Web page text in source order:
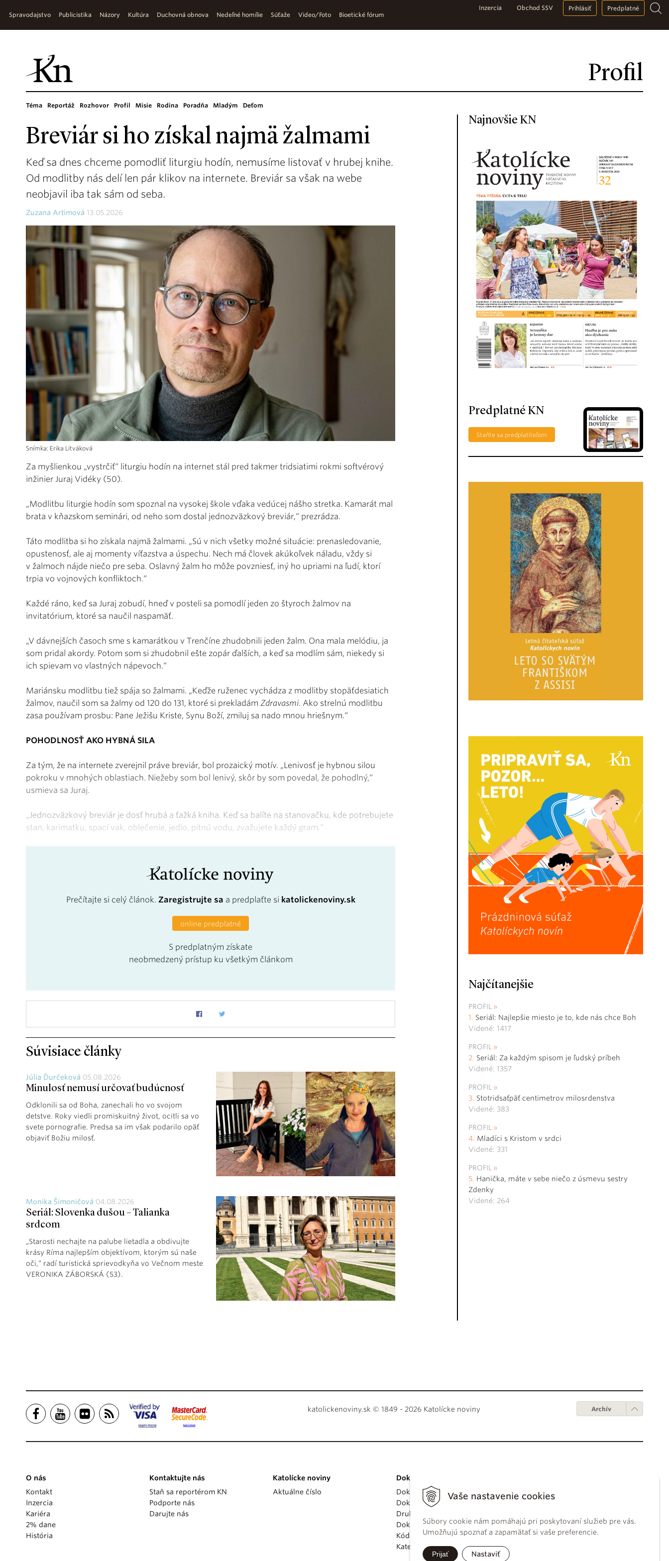
Vaše nastavenie cookies
Súbory cookie nám pomáhajú pri poskytovaní služieb pre vás.
Umožňujú spoznať a zapamätať si vaše preferencie.
Prijať Nastaviť
Profil
Spravodajstvo Publicistika Názory Kultúra Duchovná obnova Nedeľné homílie Súťaže Video/Foto Bioetické fórum
Inzercia Obchod SSV Prihlásiť Predplatné
Téma Reportáž Rozhovor Profil Misie Rodina Poradňa Mladým Deťom
Breviár si ho získal najmä žalmami
Keď sa dnes chceme pomodliť liturgiu hodín, nemusíme listovať v hrubej knihe.
Od modlitby nás delí len pár klikov na internete. Breviár sa však na webe
neobjavil iba tak sám od seba.
Zuzana Artimová 13.05.2026
Snímka: Erika Litváková
Za myšlienkou „vystrčiť“ liturgiu hodín na internet stál pred takmer tridsiatimi rokmi softvérový
inžinier Juraj Vidéky (50).
„Modlitbu liturgie hodín som spoznal na vysokej škole vďaka vedúcej nášho stretka. Kamarát mal
brata v kňazskom seminári, od neho som dostal jednozväzkový breviár,“ prezrádza.
Táto modlitba si ho získala najmä žalmami. „Sú v nich všetky možné situácie: prenasledovanie,
opustenosť, ale aj momenty víťazstva a úspechu. Nech má človek akúkoľvek náladu, vždy si
v žalmoch nájde niečo pre seba. Oslavný žalm ho môže povzniesť, iný ho upriami na ľudí, ktorí
trpia vo vojnových konfliktoch.“
Každé ráno, keď sa Juraj zobudí, hneď v posteli sa pomodlí jeden zo štyroch žalmov na
invitatórium, ktoré sa naučil naspamäť.
„V dávnejších časoch sme s kamarátkou v Trenčíne zhudobnili jeden žalm. Ona mala melódiu, ja
som pridal akordy. Potom som si zhudobnil ešte zopár ďalších, a keď sa modlím sám, niekedy si
ich spievam vo vlastných nápevoch.“
Mariánsku modlitbu tiež spája so žalmami. „Keďže ruženec vychádza z modlitby stopäťdesiatich
žalmov, naučil som sa žalmy od 120 do 131, ktoré si prekladám Zdravasmi. Ako strelnú modlitbu
zasa používam prosbu: Pane Ježišu Kriste, Synu Boží, zmiluj sa nado mnou hriešnym.“
POHODLNOSŤ AKO HYBNÁ SILA
Za tým, že na internete zverejnil práve breviár, bol prozaický motív. „Lenivosť je hybnou silou
pokroku v mnohých oblastiach. Niežeby som bol lenivý, skôr by som povedal, že pohodlný,“
usmieva sa Juraj.
„Jednozväzkový breviár je dosť hrubá a ťažká kniha. Keď sa balíte na stanovačku, kde potrebujete
stan, karimatku, spací vak, oblečenie, jedlo, pitnú vodu, zvažujete každý gram.“
Prečítajte si celý článok. Zaregistrujte sa a predplaťte si katolickenoviny.sk
online predplatné
S predplatným získate
neobmedzený prístup ku všetkým článkom
Súvisiace články
Júlia Ďurčeková 05.08.2026
Minulosť nemusí určovať budúcnosť
Odklonili sa od Boha, zanechali ho vo svojom
detstve. Roky viedli promiskuitný život, ocitli sa vo
svete pornografie. Predsa sa im však podarilo opäť
objaviť Božiu milosť.
Monika Šimoničová 04.08.2026
Seriál: Slovenka dušou – Talianka
srdcom
„Starosti nechajte na palube lietadla a obdivujte
krásy Ríma najlepším objektívom, ktorým sú naše
oči,“ radí turistická sprievodkyňa vo Večnom meste
VERONIKA ZÁBORSKÁ (53).
Najnovšie KN
Predplatné KN
Staňte sa predplatiteľom
Najčítanejšie
PROFIL
Seriál: Najlepšie miesto je to, kde nás chce Boh
Videné: 1417
PROFIL
Seriál: Za každým spisom je ľudský príbeh
Videné: 1357
PROFIL
Stotridsaťpäť centimetrov milosrdenstva
Videné: 383
PROFIL
Mladíci s Kristom v srdci
Videné: 331
PROFIL
Hanička, máte v sebe niečo z úsmevu sestry
Zdenky
Videné: 264
katolickenoviny.sk © 1849 - 2026 Katolícke noviny Archív
O nás
Kontakt
Inzercia
Kariéra
2% dane
História
Kontaktujte nás
Staň sa reportérom KN
Podporte nás
Darujte nás
Katolícke noviny
Aktuálne číslo
Dokumenty
Dokumenty pápežov
Dokumenty vatikánskych úradov
Druhý vatikánsky koncil
Dokumenty KBS
Kódex kánonického práva
Katechizmus Katolíckej cirkvi
Digitálne vydanie
Používanie cookies